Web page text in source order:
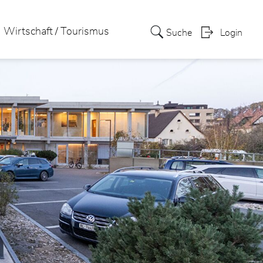
Wirtschaft / Tourismus Suche Login